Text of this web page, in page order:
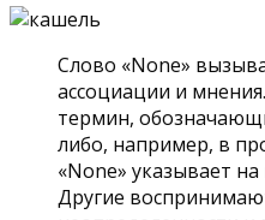
Слово «None»
ассоциации и
термин,
либо, например, в
«None» указывает на
Другие